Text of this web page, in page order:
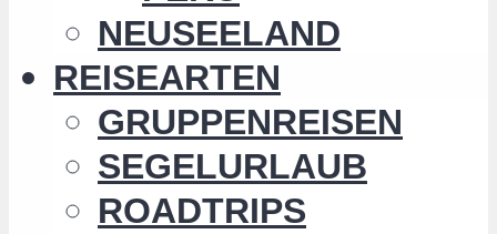
NEUSEELAND
REISEARTEN
GRUPPENREISEN
SEGELURLAUB
ROADTRIPS